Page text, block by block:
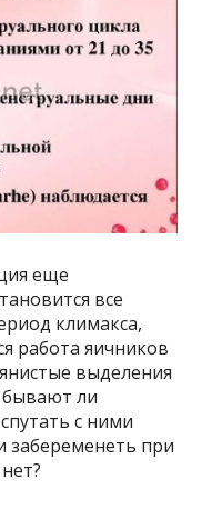
еще
все
климакса,
работа яичников
выделения
ли
с ними
при